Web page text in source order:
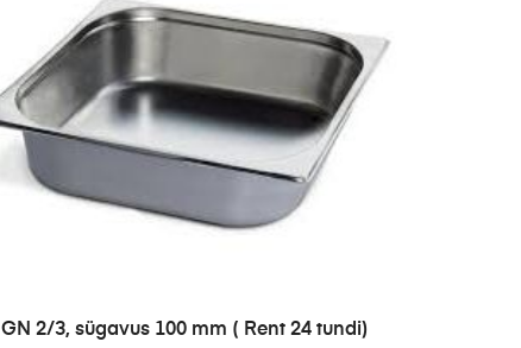
LISA PÄRINGUSSE
GN 2/3, sügavus 100 mm ( Rent 24 tundi)